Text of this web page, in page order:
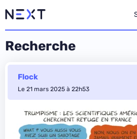
Recherche
Flock
Le 21 mars 2025 à 22h53